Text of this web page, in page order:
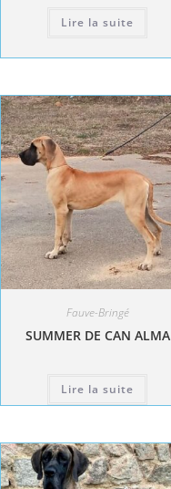
Lire la suite
Fauve-Bringé
SUMMER DE CAN ALMA
Lire la suite